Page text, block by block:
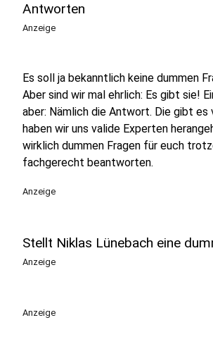
Antworten
Anzeige
Es soll ja bekanntlich keine dummen
Aber sind wir mal ehrlich: Es gibt sie!
aber: Nämlich die Antwort. Die gibt es
haben wir uns valide Experten
wirklich dummen Fragen für euch
fachgerecht beantworten.
Anzeige
Stellt Niklas Lünebach eine
Anzeige
Anzeige